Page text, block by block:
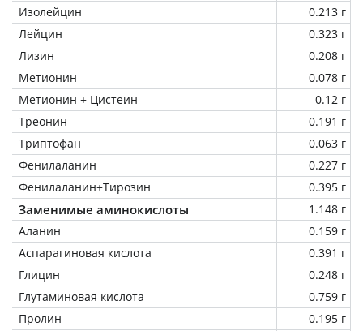
Изолейцин
0.213 г
Лейцин
0.323 г
Лизин
0.208 г
Метионин
0.078 г
Метионин + Цистеин
0.12 г
Треонин
0.191 г
Триптофан
0.063 г
Фенилаланин
0.227 г
Фенилаланин+Тирозин
0.395 г
Заменимые аминокислоты
1.148 г
Аланин
0.159 г
Аспарагиновая кислота
0.391 г
Глицин
0.248 г
Глутаминовая кислота
0.759 г
Пролин
0.195 г